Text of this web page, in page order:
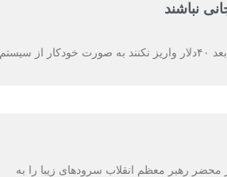
نباشند
حویزاوی گفت :علاقمندانی که ثبت نام اولیه را انجام می دهند اگر تا ۷۲ ساعت بعد ۴۰دلار واریز نکنند به صورت خودکار از سیستم
سید محمدمهدی شفیعی از شاعران جوان و روحانی کشورمان که چندی پیش در محضر رهبر معظم انقلاب سروده‎ای زیبا را به